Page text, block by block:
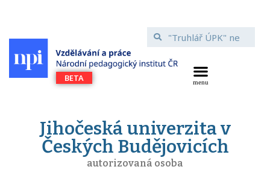
Jihočeská univerzita v
Českých Budějovicích
autorizovaná osoba